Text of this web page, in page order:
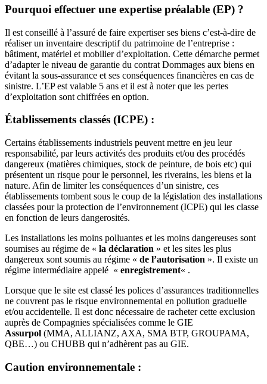
Pourquoi effectuer une expertise préalable (EP) ?
Il est conseillé à l’assuré de faire expertiser ses biens c’est-à-dire de
réaliser un inventaire descriptif du patrimoine de l’entreprise :
bâtiment, matériel et mobilier d’exploitation. Cette démarche permet
d’adapter le niveau de garantie du contrat Dommages aux biens en
évitant la sous-assurance et ses conséquences financières en cas de
sinistre. L’EP est valable 5 ans et il est à noter que les pertes
d’exploitation sont chiffrées en option.
Établissements classés (ICPE) :
Certains établissements industriels peuvent mettre en jeu leur
responsabilité, par leurs activités des produits et/ou des procédés
dangereux (matières chimiques, stock de peinture, de bois etc) qui
présentent un risque pour le personnel, les riverains, les biens et la
nature. Afin de limiter les conséquences d’un sinistre, ces
établissements tombent sous le coup de la législation des installations
classées pour la protection de l’environnement (ICPE) qui les classe
en fonction de leurs dangerosités.
Les installations les moins polluantes et les moins dangereuses sont
soumises au régime de « la déclaration » et les sites les plus
dangereux sont soumis au régime « de l’autorisation ». Il existe un
régime intermédiaire appelé « enregistrement« .
Lorsque que le site est classé les polices d’assurances traditionnelles
ne couvrent pas le risque environnemental en pollution graduelle
et/ou accidentelle. Il est donc nécessaire de racheter cette exclusion
auprès de Compagnies spécialisées comme le GIE
Assurpol (MMA, ALLIANZ, AXA, SMA BTP, GROUPAMA,
QBE…) ou CHUBB qui n’adhèrent pas au GIE.
Caution environnementale :